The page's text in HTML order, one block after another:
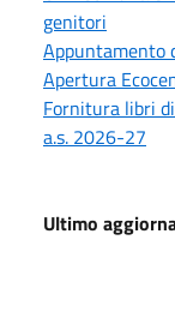
genitori
Appuntamento
Apertura
Fornitura libri
a.s. 2026-27
Ultimo